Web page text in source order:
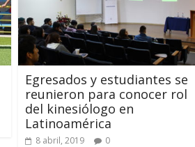
Egresados y estudiantes se
reunieron para conocer rol
del kinesiólogo en
Latinoamérica
8 abril, 2019 0